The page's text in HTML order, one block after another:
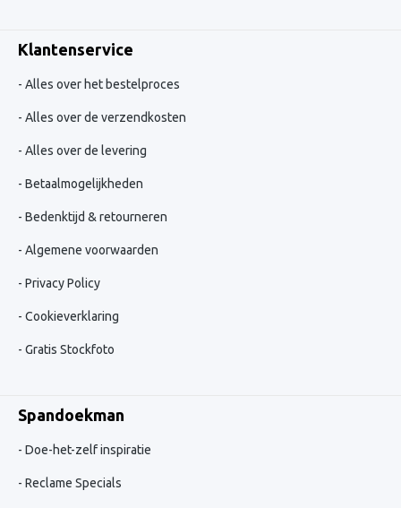
Klantenservice
Alles over het bestelproces
Alles over de verzendkosten
Alles over de levering
Betaalmogelijkheden
Bedenktijd & retourneren
Algemene voorwaarden
Privacy Policy
Cookieverklaring
Gratis Stockfoto
Spandoekman
Doe-het-zelf inspiratie
Reclame Specials